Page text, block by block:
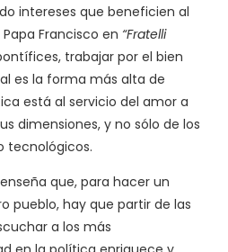
intereses que beneficien al
Francisco en “Fratelli
trabajar por el bien
es la forma más alta de
está al servicio del amor a
dimensiones, y no sólo de los
tecnológicos.
que, para hacer un
pueblo, hay que partir de las
a los más